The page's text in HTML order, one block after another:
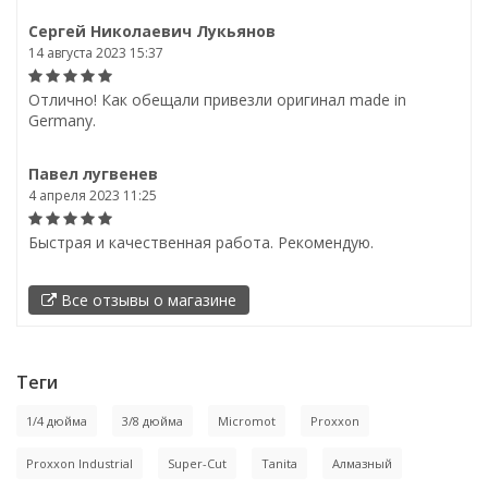
Сергей Николаевич Лукьянов
14 августа 2023 15:37
Отлично! Как обещали привезли оригинал made in
Germany.
Павел лугвенев
4 апреля 2023 11:25
Быстрая и качественная работа. Рекомендую.
Все отзывы о магазине
Теги
1/4 дюйма 3/8 дюйма Micromot Proxxon
Proxxon Industrial Super-Cut Tanita Алмазный